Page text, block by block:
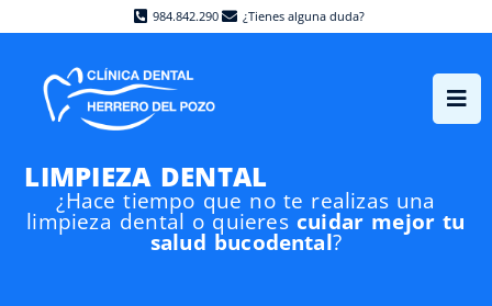
984.842.290 ¿Tienes alguna duda?
LIMPIEZA DENTAL
¿Hace tiempo que no te realizas una
limpieza dental o quieres cuidar mejor tu
salud bucodental?